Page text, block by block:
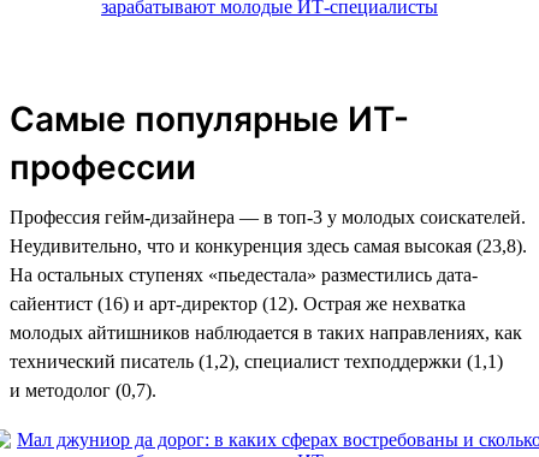
Самые популярные ИТ-
профессии
Профессия гейм-дизайнера — в топ-3 у молодых соискателей.
Неудивительно, что и конкуренция здесь самая высокая (23,8).
На остальных ступенях «пьедестала» разместились дата-
сайентист (16) и арт-директор (12). Острая же нехватка
молодых айтишников наблюдается в таких направлениях, как
технический писатель (1,2), специалист техподдержки (1,1)
и методолог (0,7).